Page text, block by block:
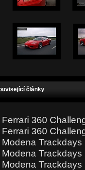
články
Ferrari 360
Ferrari 360
Modena
Modena
Modena